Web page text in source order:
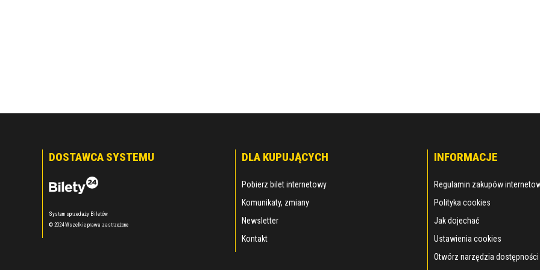
DOSTAWCA SYSTEMU
System sprzedaży Biletów
© 2024 Wszelkie prawa zastrzeżone
DLA KUPUJĄCYCH
Pobierz bilet internetowy
Komunikaty, zmiany
Newsletter
Kontakt
INFORMACJE
Regulamin zakupów
Polityka cookies
Jak dojechać
Ustawienia cookies
Otwórz narzędzia dostępności